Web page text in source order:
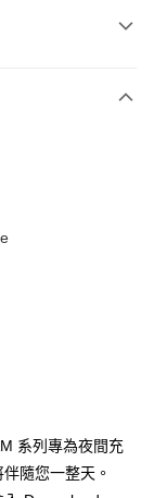
銀行
系列專為夜間充
隨您一整天。